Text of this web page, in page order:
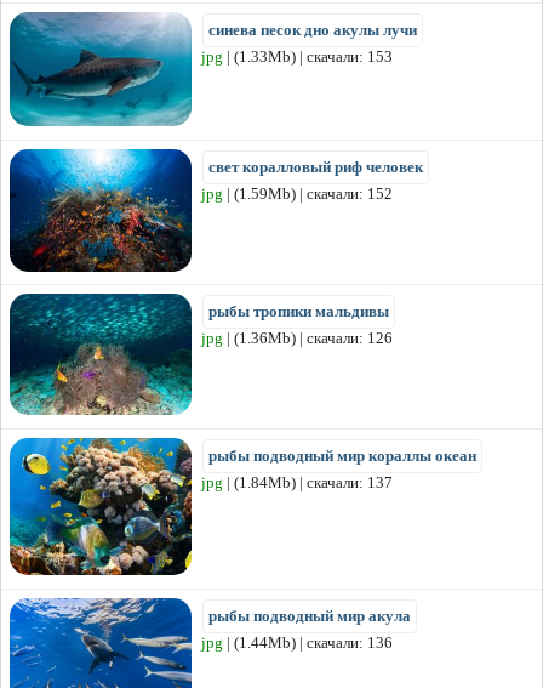
синева песок дно акулы лучи
jpg | (1.33Mb) | скачали: 153
свет коралловый риф человек
jpg | (1.59Mb) | скачали: 152
рыбы тропики мальдивы
jpg | (1.36Mb) | скачали: 126
рыбы подводный мир кораллы океан
jpg | (1.84Mb) | скачали: 137
рыбы подводный мир акула
jpg | (1.44Mb) | скачали: 136